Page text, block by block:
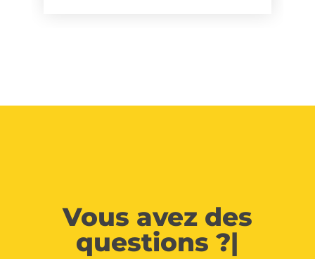
Vous avez des
questions ?|